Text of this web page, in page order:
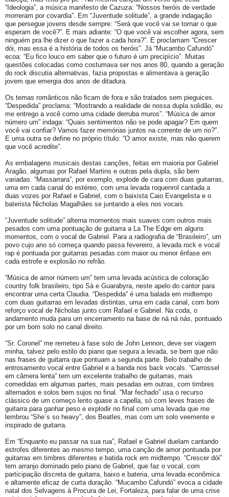
“Ideologia”, a música manifesto de Cazuza: “Nossos heróis de verdade
morreram por covardia”. Em “Juventude solitude”, a grande indagação
que persegue jovens desde sempre: “Será que você vai se tornar o que
esperam de você?”. E mais adiante: “O que você vai escolher agora, sem
ninguém pra lhe dizer o que fazer a cada hora?”. E proclamam “Crescer
dói, mas essa é a história de todos os heróis”. Já “Mucambo Cafundó”
ecoa: “Eu fico louco em saber que o futuro é um precipício”. Muitas
questões colocadas como costumava ser nos anos 80, quando a geração
do rock discutia alternativas, fazia propostas e alimentava a geração
jovem que emergia dos anos de ditadura.
Os temas românticos não ficam de fora e são tratados sem pieguices.
“Despedida” proclama: “Mostrando a realidade de nossa dupla solidão, eu
me entrego a você como uma cidade derruba muros”. “Música de amor
número um” indaga: “Quais sentimentos não se pode apagar? Em quem
você vai confiar? Vamos fazer memórias juntos na corrente de um rio?”.
E uma outra se define no próprio título: “O amor existe, mas não querem
que você acredite”.
As embalagens musicais destas canções, feitas em maioria por Gabriel
Aragão, algumas por Rafael Martins e outras pela dupla, são bem
variadas. “Massarrara”, por exemplo, explode de cara com duas guitarras,
uma em cada canal do estéreo, com uma levada roquenrol cantada a
duas vozes por Rafael e Gabriel, com o baixista Caio Evangelista e o
baterista Nicholas Magalhães se juntando a eles nos vocais.
“Juventude solitude” alterna momentos mais suaves com outros mais
pesados com uma pontuação de guitarra a La The Edge em alguns
momentos, com o vocal de Gabriel. Para a radiografia de “Brasileiro”, um
povo cujo ano só começa quando passa fevereiro, a levada rock e vocal
rap é pontuada por guitarras pesadas com maior ou menor ênfase em
cada estrofe e explosão no refrão.
“Música de amor número um” tem uma levada acústica de coloração
country folk brasileiro, tipo Sá e Guarabyra, neste apelo do cantor para
encontrar uma certa Claudia. “Despedida” é uma balada em midtempo
com duas guitarras em levadas distintas, uma em cada canal, com bom
reforço vocal de Nicholas junto com Rafael e Gabriel. Na coda, o
andamento muda para um encerramento na base de ná ná nás, pontuado
por um bom solo no canal direito.
“Sr. Coronel” me remeteu à fase solo de John Lennon, deve ser viagem
minha, talvez pelo estilo do piano que segura a levada, se bem que não
nas frases de guitarra que pontuam a segunda parte. Belo trabalho de
entrosamento vocal entre Gabriel e a banda nos back vocals. “Carrossel
em câmera lenta” tem um excelente trabalho de guitarras, mais
comedidas em algumas partes, mais pesadas em outras, com timbres
alternados e solos bem sujos no final. “Mar fechado” usa o recurso
clássico de um começo lento quase a capella, só com leves frases de
guitarra para ganhar peso e explodir no final com uma levada que me
lembrou “She´s so heavy”, dos Beatles, mas com um solo veemente e
inspirado de guitarra.
Em “Enquanto eu passar na sua rua”, Rafael e Gabriel duelam cantando
estrofes diferentes ao mesmo tempo, uma canção de amor pontuada por
guitarras em timbres diferentes e batida rock em midtempo. “Crescer dói”
tem arranjo dominado pelo piano de Gabriel, que faz o vocal, com
participação discreta de guitarra, baixo e bateria, uma levada econômica
e altamente eficaz de curta duração. “Mucambo Cafundó” evoca a cidade
natal dos Selvagens à Procura de Lei, Fortaleza, para falar de uma crise